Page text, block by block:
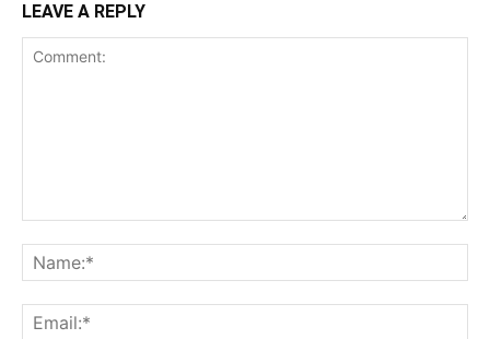
LEAVE A REPLY